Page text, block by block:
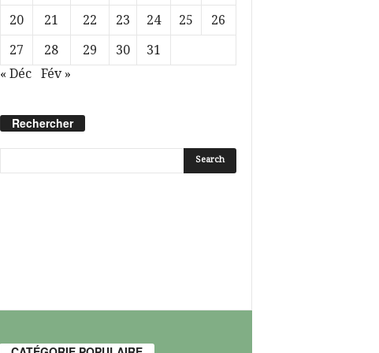
20 21 22 23 24 25
26
27
28 29 30
31
« Déc
Fév »
Rechercher